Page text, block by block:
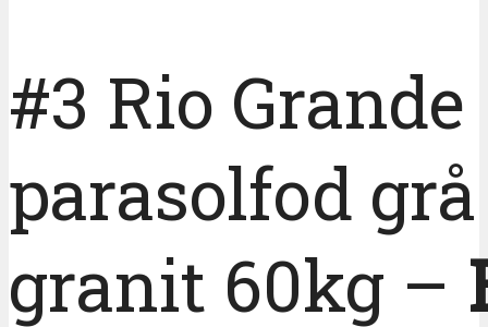
#3 Rio Grande
parasolfod grå
granit 60kg –